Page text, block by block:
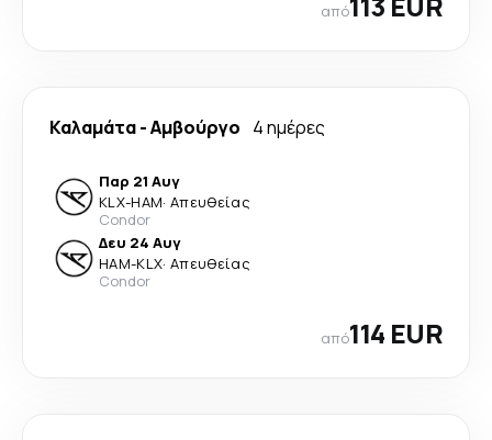
από
Καλαμάτα-Αμβούργο 4 ημέρες
Παρ 21 Αυγ
KLX-HAM· Απευθείας
Condor
Δευ 24 Αυγ
HAM-KLX· Απευθείας
Condor
από114 EUR